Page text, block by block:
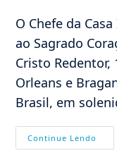
O Chefe da
ao Sagrado
Cristo
Orleans e
Brasil, em
Continue Lendo
De